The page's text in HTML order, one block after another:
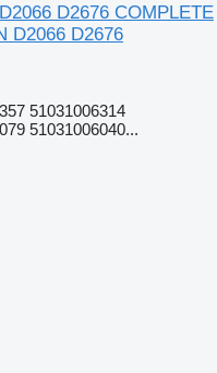
D2676 COMPLETE
D2066 D2676
51031006314
51031006040...